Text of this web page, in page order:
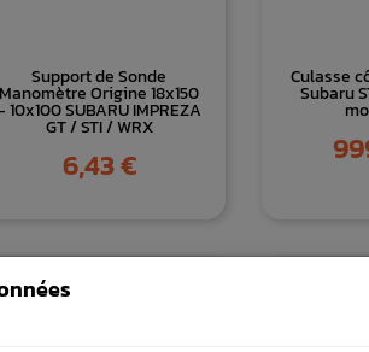
Support de Sonde
Manomètre Origine 18x150
10x100 SUBARU IMPREZA
GT / STI / WRX
Prix
6,43 €
Culasse
Subaru
Prix